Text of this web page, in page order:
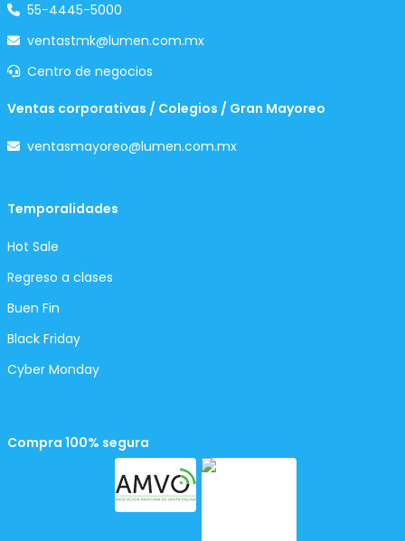
55-4445-5000
ventastmk@lumen.com.mx
Centro de negocios
Ventas corporativas / Colegios / Gran Mayoreo
ventasmayoreo@lumen.com.mx
Temporalidades
Hot Sale
Regreso a clases
Buen Fin
Black Friday
Cyber Monday
Compra 100% segura